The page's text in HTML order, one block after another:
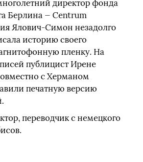
директор фонда
Берлина — Centrum
Ялович-Симон незадолго
историю своего
пленку. На
публицист Ирене
с Херманом
печатную версию
переводчик с немецкого